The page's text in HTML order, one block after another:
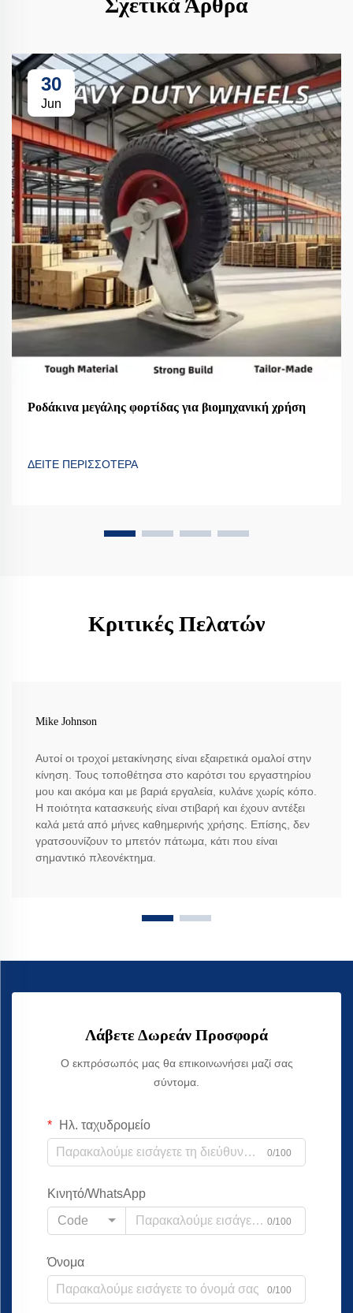
Σχετικά Άρθρα
30
Jun
Ροδάκινα μεγάλης φορτίδας για βιομηχανική χρήση
ΔΕΙΤΕ ΠΕΡΙΣΣΟΤΕΡΑ
Κριτικές Πελατών
Mike Johnson
Αυτοί οι τροχοί μετακίνησης είναι εξαιρετικά ομαλοί στην
κίνηση. Τους τοποθέτησα στο καρότσι του εργαστηρίου
μου και ακόμα και με βαριά εργαλεία, κυλάνε χωρίς κόπο.
Η ποιότητα κατασκευής είναι στιβαρή και έχουν αντέξει
καλά μετά από μήνες καθημερινής χρήσης. Επίσης, δεν
γρατσουνίζουν το μπετόν πάτωμα, κάτι που είναι
σημαντικό πλεονέκτημα.
Λάβετε Δωρεάν Προσφορά
Ο εκπρόσωπός μας θα επικοινωνήσει μαζί σας
σύντομα.
Ηλ. ταχυδρομείο
0/100
Κινητό/WhatsApp
Code
0/100
Όνομα
0/100